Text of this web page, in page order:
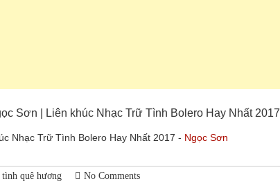
Sơn | Liên khúc Nhạc Trữ Tình Bolero Hay Nhất 2017
Nhạc Trữ Tình Bolero Hay Nhất 2017 - Ngọc Sơn
quê hương No Comments